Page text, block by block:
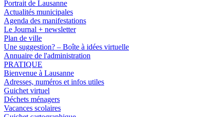
Portrait de Lausanne
Actualités municipales
Agenda des manifestations
Le Journal + newsletter
Plan de ville
Une suggestion? – Boîte à idées virtuelle
Annuaire de l'administration
PRATIQUE
Bienvenue à Lausanne
Adresses, numéros et infos utiles
Guichet virtuel
Déchets ménagers
Vacances scolaires